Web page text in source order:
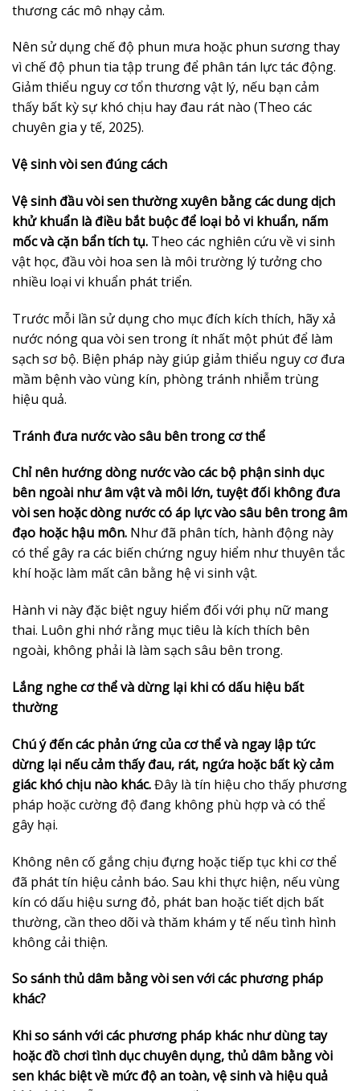
thương các mô nhạy cảm.
Nên sử dụng chế độ phun mưa hoặc phun sương thay
vì chế độ phun tia tập trung để phân tán lực tác động.
Giảm thiểu nguy cơ tổn thương vật lý, nếu bạn cảm
thấy bất kỳ sự khó chịu hay đau rát nào (Theo các
chuyên gia y tế, 2025).
Vệ sinh vòi sen đúng cách
Vệ sinh đầu vòi sen thường xuyên bằng các dung dịch
khử khuẩn là điều bắt buộc để loại bỏ vi khuẩn, nấm
mốc và cặn bẩn tích tụ. Theo các nghiên cứu về vi sinh
vật học, đầu vòi hoa sen là môi trường lý tưởng cho
nhiều loại vi khuẩn phát triển.
Trước mỗi lần sử dụng cho mục đích kích thích, hãy xả
nước nóng qua vòi sen trong ít nhất một phút để làm
sạch sơ bộ. Biện pháp này giúp giảm thiểu nguy cơ đưa
mầm bệnh vào vùng kín, phòng tránh nhiễm trùng
hiệu quả.
Tránh đưa nước vào sâu bên trong cơ thể
Chỉ nên hướng dòng nước vào các bộ phận sinh dục
bên ngoài như âm vật và môi lớn, tuyệt đối không đưa
vòi sen hoặc dòng nước có áp lực vào sâu bên trong âm
đạo hoặc hậu môn. Như đã phân tích, hành động này
có thể gây ra các biến chứng nguy hiểm như thuyên tắc
khí hoặc làm mất cân bằng hệ vi sinh vật.
Hành vi này đặc biệt nguy hiểm đối với phụ nữ mang
thai. Luôn ghi nhớ rằng mục tiêu là kích thích bên
ngoài, không phải là làm sạch sâu bên trong.
Lắng nghe cơ thể và dừng lại khi có dấu hiệu bất
thường
Chú ý đến các phản ứng của cơ thể và ngay lập tức
dừng lại nếu cảm thấy đau, rát, ngứa hoặc bất kỳ cảm
giác khó chịu nào khác.Đây là tín hiệu cho thấy phương
pháp hoặc cường độ đang không phù hợp và có thể
gây hại.
Không nên cố gắng chịu đựng hoặc tiếp tục khi cơ thể
đã phát tín hiệu cảnh báo. Sau khi thực hiện, nếu vùng
kín có dấu hiệu sưng đỏ, phát ban hoặc tiết dịch bất
thường, cần theo dõi và thăm khám y tế nếu tình hình
không cải thiện.
So sánh thủ dâm bằng vòi sen với các phương pháp
khác?
Khi so sánh với các phương pháp khác như dùng tay
hoặc đồ chơi tình dục chuyên dụng, thủ dâm bằng vòi
sen khác biệt về mức độ an toàn, vệ sinh và hiệu quả